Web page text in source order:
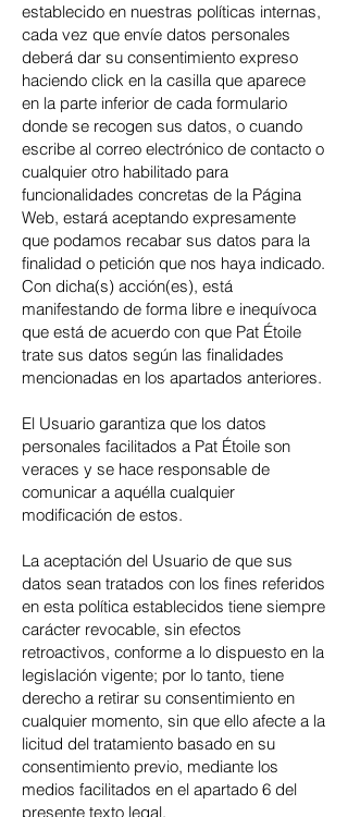
establecido en nuestras políticas internas,
cada vez que envíe datos personales
deberá dar su consentimiento expreso
haciendo click en la casilla que aparece
en la parte inferior de cada formulario
donde se recogen sus datos, o cuando
escribe al correo electrónico de contacto o
cualquier otro habilitado para
funcionalidades concretas de la Página
Web, estará aceptando expresamente
que podamos recabar sus datos para la
finalidad o petición que nos haya indicado.
Con dicha(s) acción(es), está
manifestando de forma libre e inequívoca
que está de acuerdo con que Pat Étoile
trate sus datos según las finalidades
mencionadas en los apartados anteriores.
El Usuario garantiza que los datos
personales facilitados a Pat Étoile son
veraces y se hace responsable de
comunicar a aquélla cualquier
modificación de estos.
La aceptación del Usuario de que sus
datos sean tratados con los fines referidos
en esta política establecidos tiene siempre
carácter revocable, sin efectos
retroactivos, conforme a lo dispuesto en la
legislación vigente; por lo tanto, tiene
derecho a retirar su consentimiento en
cualquier momento, sin que ello afecte a la
licitud del tratamiento basado en su
consentimiento previo, mediante los
medios facilitados en el apartado 6 del
presente texto legal.